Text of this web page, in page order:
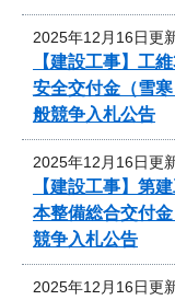
2025年12月16日更
【建設工事】工
安全交付金（雪
般競争入札公告
2025年12月16日更
【建設工事】
本整備総合交付
競争入札公告
2025年12月16日更